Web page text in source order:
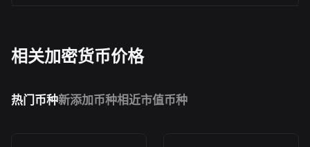
相关加密货币价格
热门币种新添加币种相近市值币种